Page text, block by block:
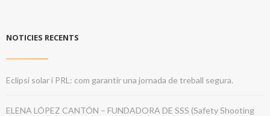
NOTICIES RECENTS
Eclipsi solar i PRL: com garantir una jornada de treball segura.
ELENA LÓPEZ CANTÓN – FUNDADORA DE SSS (Safety Shooting